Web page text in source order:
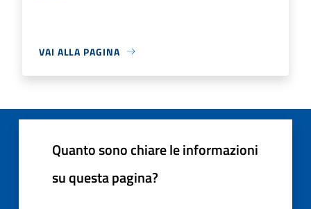
VAI ALLA PAGINA
Quanto sono chiare le informazioni
su questa pagina?